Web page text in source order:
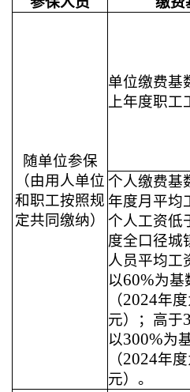
随单位参保
（由用人单位
和职工按照规
定共同缴纳）
单位缴费基
上年度职工
个人缴费基
年度月平均
个人工资低
度全口径城
人员平均工
以60%为基
（2024年度
元）；高于
以300%为
（2024年度
元）。